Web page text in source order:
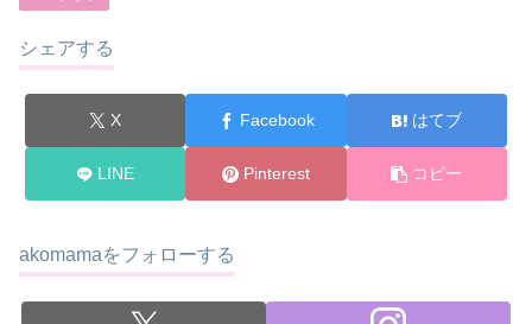
シェアする
X Facebook はてブ
LINE Pinterest コピー
akomamaをフォローする